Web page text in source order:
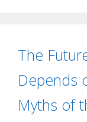
The
Depends
Myths of